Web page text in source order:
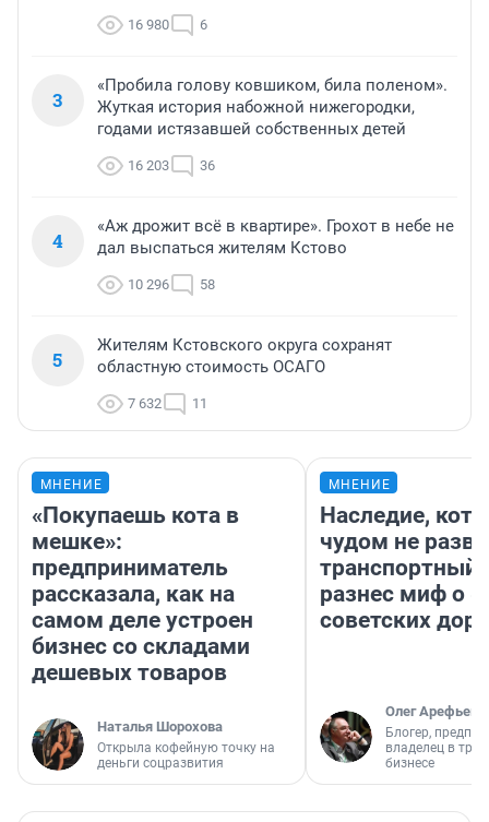
16 980 6
3
«Пробила голову ковшиком, била поленом».
Жуткая история набожной нижегородки,
годами истязавшей собственных детей
16 203 36
4
«Аж дрожит всё в квартире». Грохот в небе не
дал выспаться жителям Кстово
10 296 58
5
Жителям Кстовского округа сохранят
областную стоимость ОСАГО
7 632 11
МНЕНИЕ
«Покупаешь кота в
мешке»:
предприниматель
рассказала, как на
самом деле устроен
бизнес со складами
дешевых товаров
Наталья Шорохова
Открыла кофейную точку на
деньги соцразвития
МНЕНИЕ
Наследие,
чудом не
транспортный
разнес миф о
советских
Олег Арефьев
Блогер,
владелец в
бизнесе